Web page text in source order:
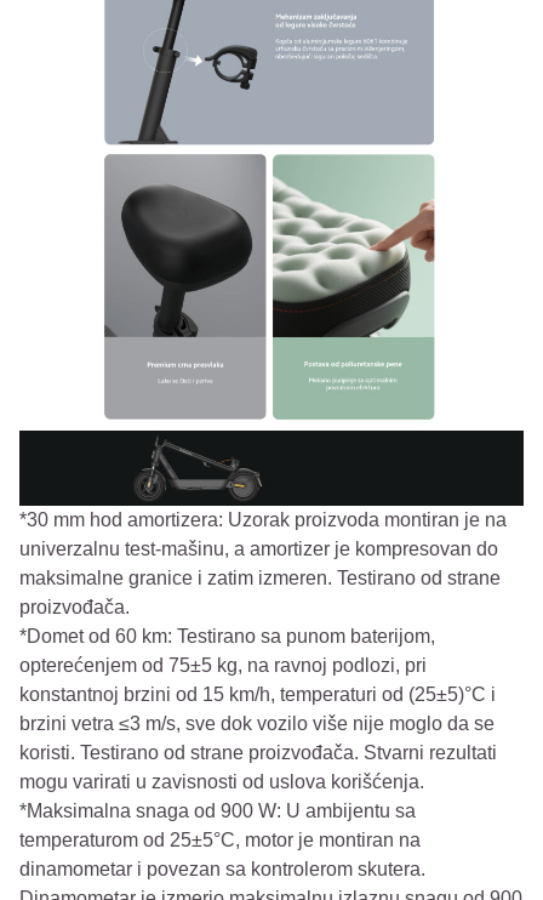
*30 mm hod amortizera: Uzorak proizvoda montiran je na
univerzalnu test-mašinu, a amortizer je kompresovan do
maksimalne granice i zatim izmeren. Testirano od strane
proizvođača.
*Domet od 60 km: Testirano sa punom baterijom,
opterećenjem od 75±5 kg, na ravnoj podlozi, pri
konstantnoj brzini od 15 km/h, temperaturi od (25±5)°C i
brzini vetra ≤3 m/s, sve dok vozilo više nije moglo da se
koristi. Testirano od strane proizvođača. Stvarni rezultati
mogu varirati u zavisnosti od uslova korišćenja.
*Maksimalna snaga od 900 W: U ambijentu sa
temperaturom od 25±5°C, motor je montiran na
dinamometar i povezan sa kontrolerom skutera.